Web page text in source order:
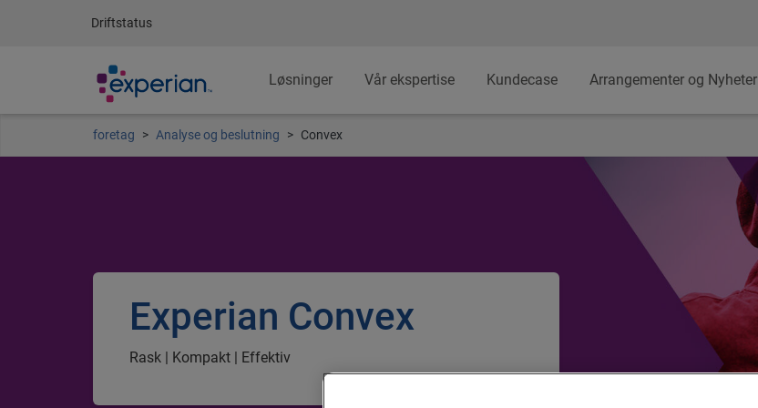
Driftstatus
Løsninger Vår ekspertise Kundecase Arrangementer og Nyheter
foretag Analyse og beslutning Convex
Experian Convex
Rask | Kompakt | Effektiv